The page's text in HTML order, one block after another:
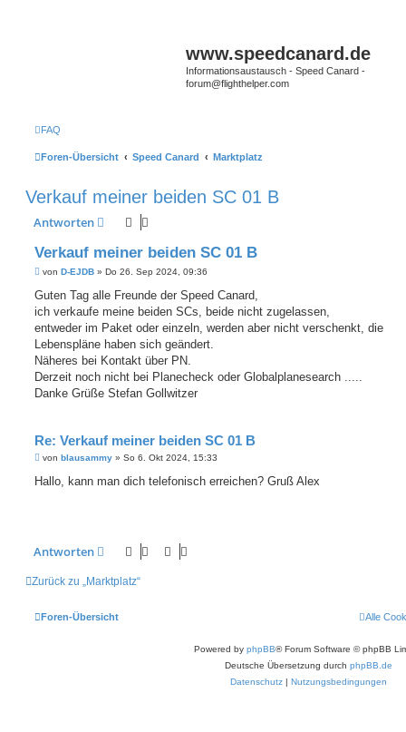
www.speedcanard.de
Informationsaustausch - Speed Canard -
forum@flighthelper.com
FAQ
Foren-Übersicht Speed Canard Marktplatz
Verkauf meiner beiden SC 01 B
Antworten
Verkauf meiner beiden SC 01 B
B
i
r
a
von D-EJDB » Do 26. Sep 2024, 09:36
Guten Tag alle Freunde der Speed Canard,
ich verkaufe meine beiden SCs, beide nicht zugelassen,
entweder im Paket oder einzeln, werden aber nicht verschenkt, die
Lebenspläne haben sich geändert.
Näheres bei Kontakt über PN.
Derzeit noch nicht bei Planecheck oder Globalplanesearch .....
Danke Grüße Stefan Gollwitzer
Re: Verkauf meiner beiden SC 01 B
B
i
von blausammy » So 6. Okt 2024, 15:33
Hallo, kann man dich telefonisch erreichen? Gruß Alex
Antworten
Zurück zu „Marktplatz“
Foren-Übersicht Alle
Powered by phpBB® Forum Software © phpBB
Deutsche Übersetzung durch phpBB.de
Datenschutz | Nutzungsbedingungen